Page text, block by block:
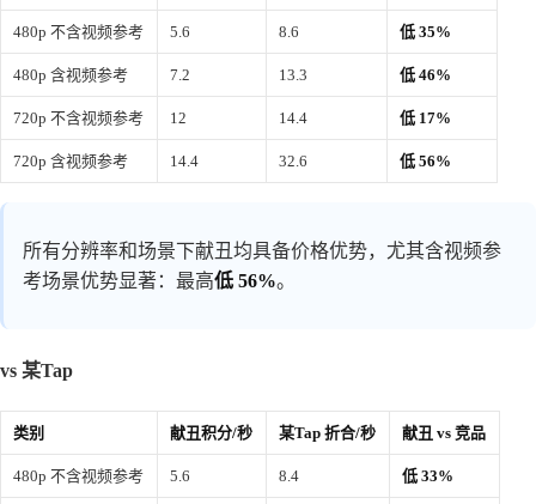
480p 不含视频参考 5.6 8.6 低 35%
480p 含视频参考 7.2 13.3 低 46%
720p 不含视频参考 12 14.4 低 17%
720p 含视频参考 14.4 32.6 低 56%
所有分辨率和场景下献丑均具备价格优势，尤其含视频参
考场景优势显著：最高低 56%。
vs 某Tap
类别 献丑积分/秒 某Tap 折合/秒 献丑 vs 竞品
480p 不含视频参考 5.6 8.4 低 33%